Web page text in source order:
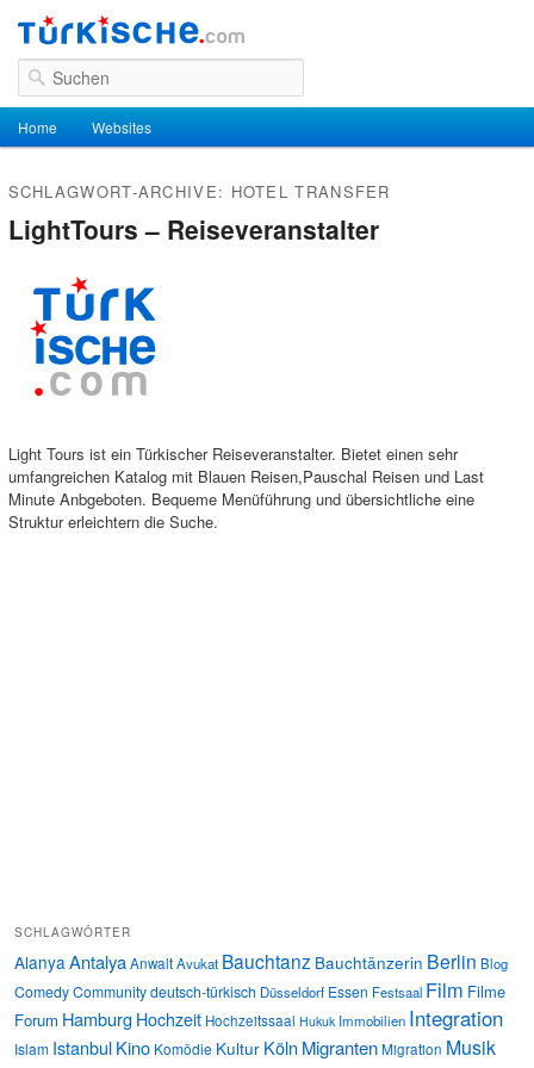
Suchen
Hauptmenü
Zum Inhalt wechseln
Zum sekundären Inhalt wechseln
Home Websites
SCHLAGWORT-ARCHIVE: HOTEL TRANSFER
LightTours – Reiseveranstalter
Light Tours ist ein Türkischer Reiseveranstalter. Bietet einen sehr
umfangreichen Katalog mit Blauen Reisen,Pauschal Reisen und Last
Minute Anbgeboten. Bequeme Menüführung und übersichtliche eine
Struktur erleichtern die Suche.
SCHLAGWÖRTER
AlanyaAntalyaAnwaltAvukat Bauchtanz Bauchtänzerin Berlin Blog
ComedyCommunitydeutsch-türkisch Düsseldorf Essen Festsaal Film Filme
Forum Hamburg Hochzeit Hochzeitssaal Hukuk Immobilien Integration
Islam IstanbulKino Komödie Kultur Köln MigrantenMigration Musik